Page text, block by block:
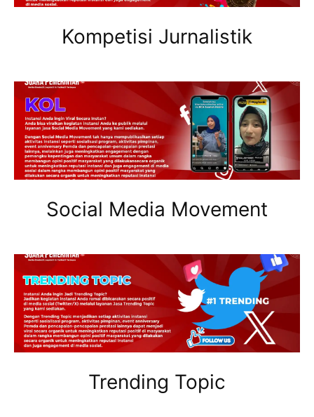
Kompetisi Jurnalistik
Social Media Movement
Trending Topic